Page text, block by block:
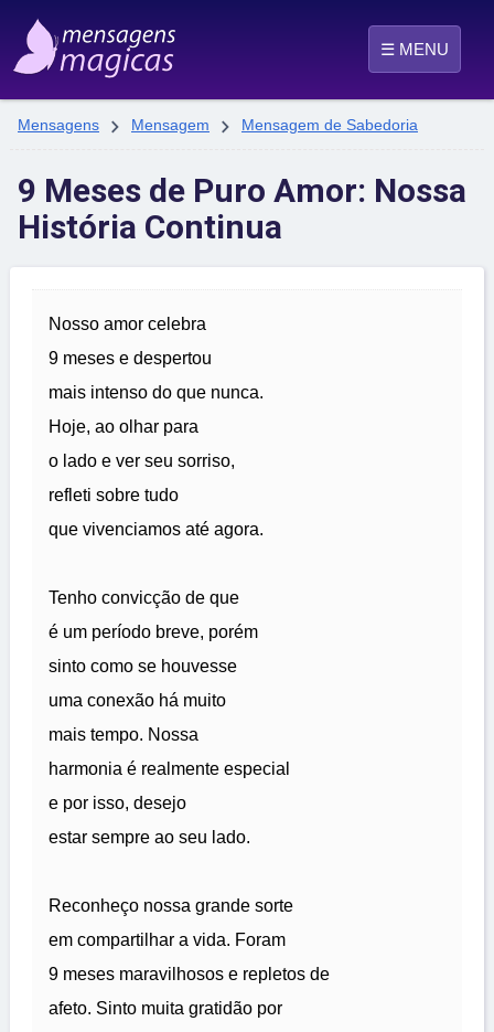
☰ MENU
Mensagens  Mensagem  Mensagem de Sabedoria
9 Meses de Puro Amor: Nossa
História Continua
Nosso amor celebra
9 meses e despertou
mais intenso do que nunca.
Hoje, ao olhar para
o lado e ver seu sorriso,
refleti sobre tudo
que vivenciamos até agora.
Tenho convicção de que
é um período breve, porém
sinto como se houvesse
uma conexão há muito
mais tempo. Nossa
harmonia é realmente especial
e por isso, desejo
estar sempre ao seu lado.
Reconheço nossa grande sorte
em compartilhar a vida. Foram
9 meses maravilhosos e repletos de
afeto. Sinto muita gratidão por